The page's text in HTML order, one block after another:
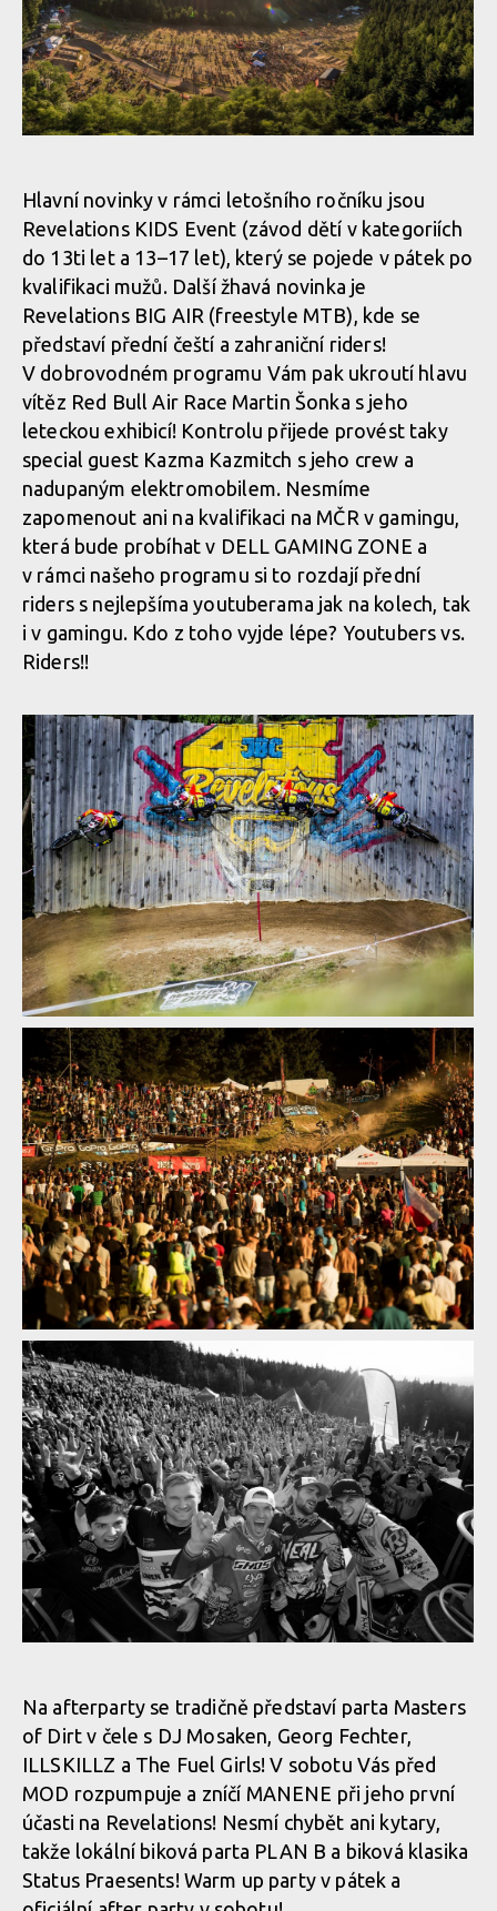
JBC 4X REVELATIONS 2017 se po páté vrací do Jablonce nad
Nisou!
JBC 4X REVELATIONS 2017 se po páté vrací do Jablonce nad
Nisou!
Hlavní novinky v rámci letošního ročníku jsou
Revelations KIDS Event (závod dětí v kategoriích
do 13ti let a 13–17 let), který se pojede v pátek po
kvalifikaci mužů. Další žhavá novinka je
Revelations BIG AIR (freestyle MTB), kde se
představí přední čeští a zahraniční riders!
V dobrovodném programu Vám pak ukroutí hlavu
vítěz Red Bull Air Race Martin Šonka s jeho
leteckou exhibicí! Kontrolu přijede provést taky
special guest Kazma Kazmitch s jeho crew a
nadupaným elektromobilem. Nesmíme
zapomenout ani na kvalifikaci na MČR v gamingu,
která bude probíhat v DELL GAMING ZONE a
v rámci našeho programu si to rozdají přední
riders s nejlepšíma youtuberama jak na kolech, tak
i v gamingu. Kdo z toho vyjde lépe? Youtubers vs.
Riders!!
JBC 4X REVELATIONS 2017 se po páté vrací do Jablonce nad
Nisou!
JBC 4X REVELATIONS 2017 se po páté vrací do Jablonce nad
Nisou!
JBC 4X REVELATIONS 2017 se po páté vrací do Jablonce nad
Nisou!
JBC 4X REVELATIONS 2017 se po páté vrací do Jablonce nad
Nisou!
JBC 4X REVELATIONS 2017 se po páté vrací do Jablonce nad
Nisou!
Na afterparty se tradičně představí parta Masters
of Dirt v čele s DJ Mosaken, Georg Fechter,
ILLSKILLZ a The Fuel Girls! V sobotu Vás před
MOD rozpumpuje a zníčí MANENE při jeho první
účasti na Revelations! Nesmí chybět ani kytary,
takže lokální biková parta PLAN B a biková klasika
Status Praesents! Warm up party v pátek a